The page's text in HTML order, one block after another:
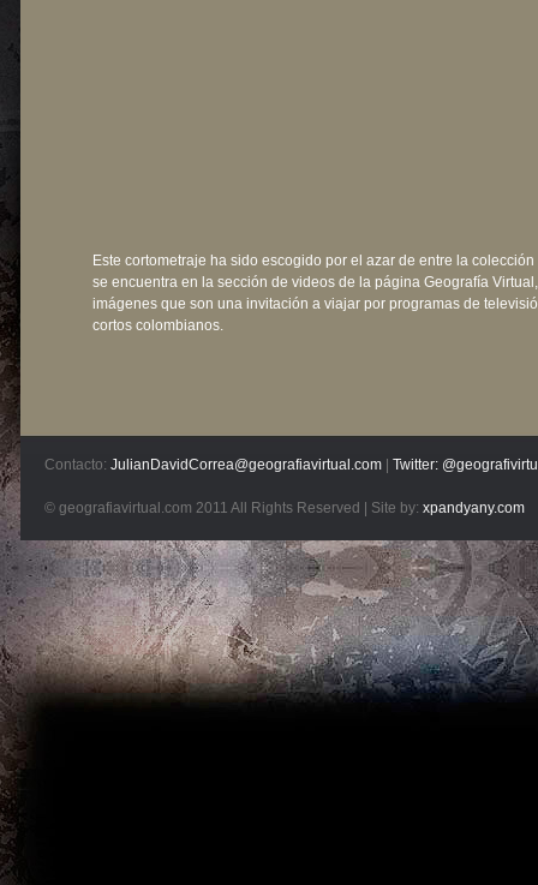
Este cortometraje ha sido escogido por el azar de entre la colección
se encuentra en la sección de videos de la página Geografía Virtual,
imágenes que son una invitación a viajar por programas de
cortos colombianos.
Contacto: JulianDavidCorrea@geografiavirtual.com Twitter:
© geografiavirtual.com 2011 All Rights Reserved | Site by: xpandyany.com